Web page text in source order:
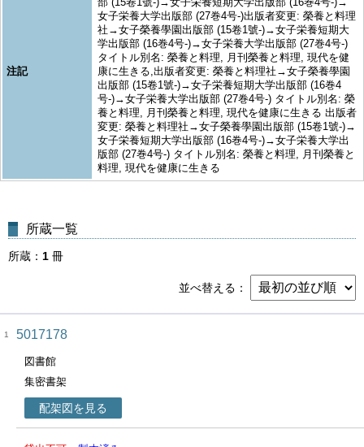
注記
女子栄養大学出版部 (27巻4号-)出版者変更: 榮養と料理
社→女子榮養學園出版部 (15卷1號-)→女子栄養短期大
学出版部 (16巻4号-)→女子栄養大学出版部 (27巻4号-)
タイトル別名: 榮養と料理, 月刊榮養と料理, 現代を健
康に生きる,出版者変更: 榮養と料理社→女子榮養學園
出版部 (15卷1號-)→女子栄養短期大学出版部 (16巻4
号-)→女子栄養大学出版部 (27巻4号-) タイトル別名: 榮
養と料理, 月刊榮養と料理, 現代を健康に生きる 出版者
変更: 榮養と料理社→女子榮養學園出版部 (15卷1號-)→
女子栄養短期大学出版部 (16巻4号-)→女子栄養大学出
版部 (27巻4号-) タイトル別名: 榮養と料理, 月刊榮養と
料理, 現代を健康に生きる
所蔵一覧
所蔵 1 冊
並べ替える
1 5017178
図書館
集密書架
配架図を見る